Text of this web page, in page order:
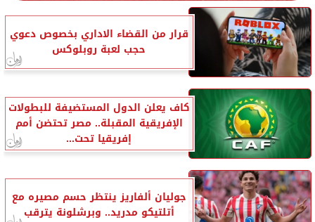
قرار من القضاء الاداري بخصوص دعوي
حجب لعبة روبلوكس
كاف يعلن الدول المستضيفة للبطولات
الإفريقية المقبلة.. مصر تحتضن أمم
إفريقيا تحت...
جوليان ألفاريز ينتظر حسم مصيره مع
أتلتيكو مدريد.. وبرشلونة يترقب